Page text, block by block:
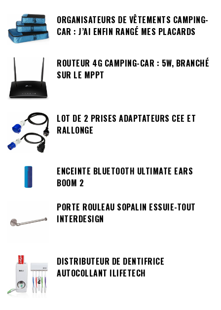
ORGANISATEURS DE VÊTEMENTS CAMPING-
CAR : J’AI ENFIN RANGÉ MES PLACARDS
ROUTEUR 4G CAMPING-CAR : 5W, BRANCHÉ
SUR LE MPPT
LOT DE 2 PRISES ADAPTATEURS CEE ET
RALLONGE
ENCEINTE BLUETOOTH ULTIMATE EARS
BOOM 2
PORTE ROULEAU SOPALIN ESSUIE-TOUT
INTERDESIGN
DISTRIBUTEUR DE DENTIFRICE
AUTOCOLLANT ILIFETECH